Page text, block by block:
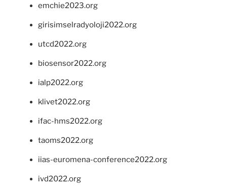
emchie2023.org
girisimselradyoloji2022.org
utcd2022.org
biosensor2022.org
ialp2022.org
klivet2022.org
ifac-hms2022.org
taoms2022.org
iias-euromena-conference2022.org
ivd2022.org